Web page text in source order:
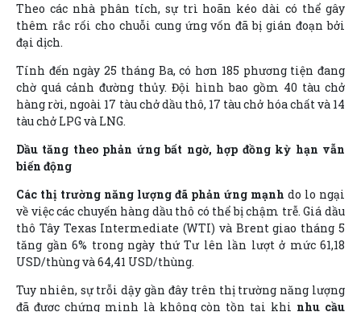
Theo các nhà phân tích, sự trì hoãn kéo dài có thể gây
thêm rắc rối cho chuỗi cung ứng vốn đã bị gián đoạn bởi
đại dịch.
Tính đến ngày 25 tháng Ba, có hơn 185 phương tiện đang
chờ quá cảnh đường thủy. Đội hình bao gồm 40 tàu chở
hàng rời, ngoài 17 tàu chở dầu thô, 17 tàu chở hóa chất và 14
tàu chở LPG và LNG.
Dầu tăng theo phản ứng bất ngờ, hợp đồng kỳ hạn vẫn
biến động
Các thị trường năng lượng đã phản ứng mạnh do lo ngại
về việc các chuyến hàng dầu thô có thể bị chậm trễ. Giá dầu
thô Tây Texas Intermediate (WTI) và Brent giao tháng 5
tăng gần 6% trong ngày thứ Tư lên lần lượt ở mức 61,18
USD/thùng và 64,41 USD/thùng.
Tuy nhiên, sự trỗi dậy gần đây trên thị trường năng lượng
đã được chứng minh là không còn tồn tại khi nhu cầu